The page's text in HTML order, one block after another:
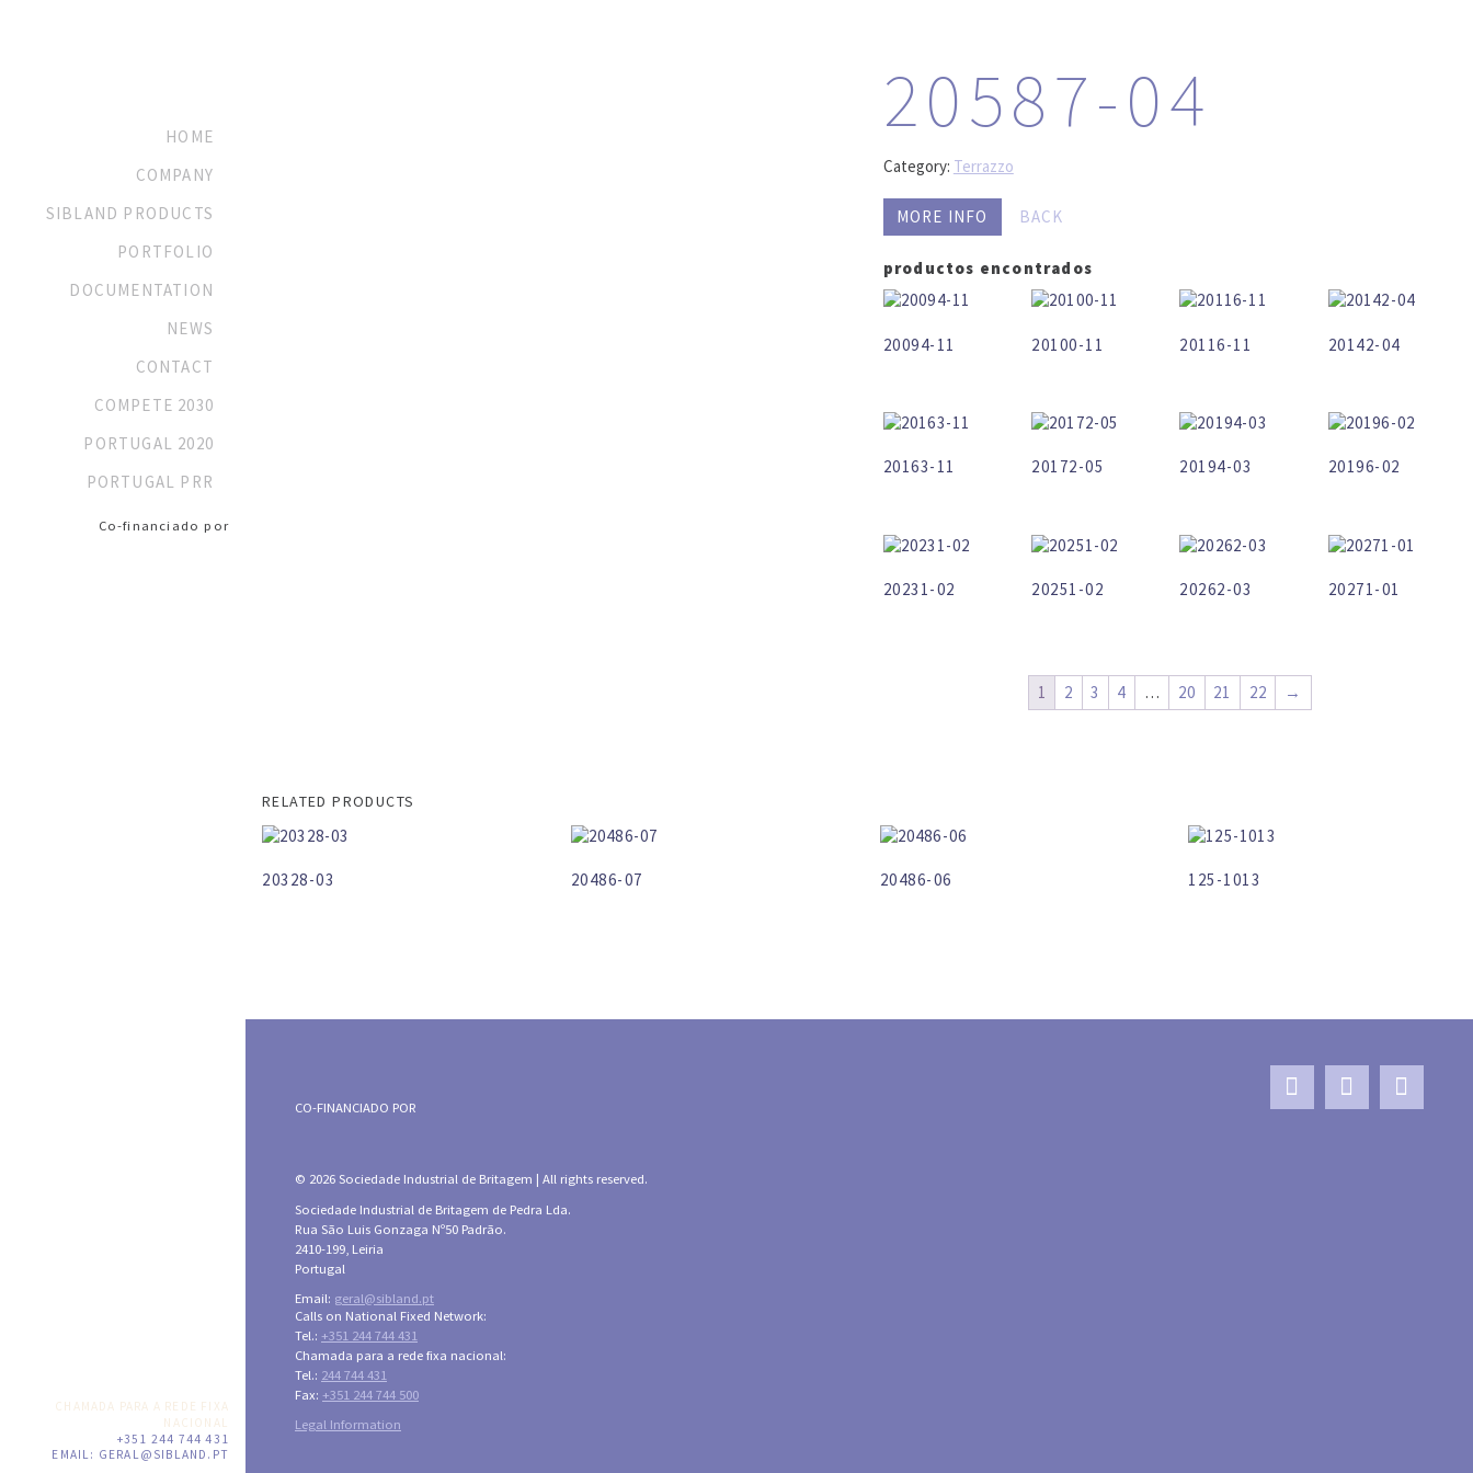
HOME
COMPANY
SIBLAND PRODUCTS
PORTFOLIO
DOCUMENTATION
NEWS
CONTACT
COMPETE 2030
PORTUGAL 2020
PORTUGAL PRR
Co-financiado por
CHAMADA PARA A REDE FIXA
NACIONAL
+351 244 744 431
EMAIL: GERAL@SIBLAND.PT
20587-04
Category: Terrazzo
MORE INFO BACK
productos encontrados
20094-11 20100-11 20116-11 20142-04
20163-11 20172-05 20194-03 20196-02
20231-02 20251-02 20262-03 20271-01
1 2 3 4 … 20 21 22 →
RELATED PRODUCTS
20328-03 20486-07 20486-06 125-1013
CO-FINANCIADO POR
© 2026 Sociedade Industrial de Britagem | All rights reserved.
Sociedade Industrial de Britagem de Pedra Lda.
Rua São Luis Gonzaga Nº50 Padrão.
2410-199, Leiria
Portugal
Email: geral@sibland.pt
Calls on National Fixed Network:
Tel.: +351 244 744 431
Chamada para a rede fixa nacional:
Tel.: 244 744 431
Fax: +351 244 744 500
Legal Information